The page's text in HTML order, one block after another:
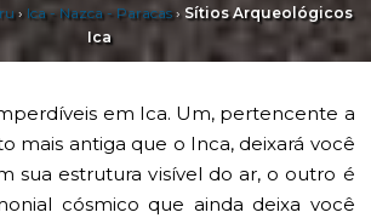
› Ica - Nazca - Paracas› Sítios Arqueológicos
Ica
em Ica. Um, pertencente a
mais antiga que o Inca, deixará você
sua estrutura visível do ar, o outro é
cósmico que ainda deixa você